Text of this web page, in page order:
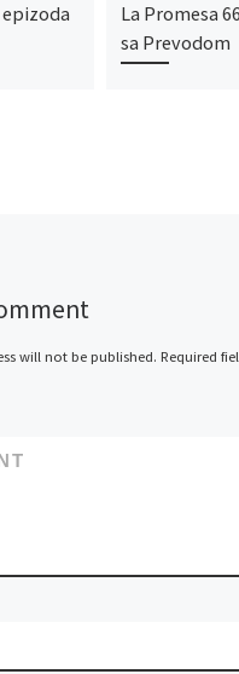
epizoda
La Promesa
sa Prevodom
will not be published. Required